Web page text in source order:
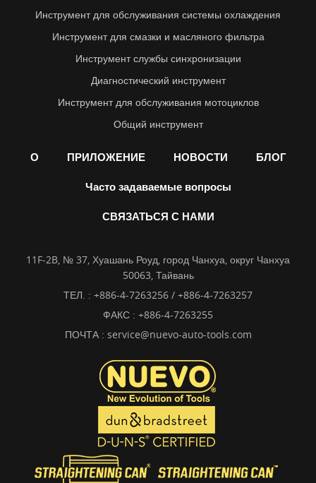
Инструмент для обслуживания системы охлаждения
Инструмент для смазки и масляного фильтра
Инструмент службы синхронизации
Диагностический инструмент
Инструмент для обслуживания мотоциклов
Общий инструмент
О ПРИЛОЖЕНИЕ НОВОСТИ БЛОГ
Часто задаваемые вопросы
СВЯЗАТЬСЯ С НАМИ
11F-2B, № 37, Хуашань Роуд, город Чанхуа, округ Чанхуа
50063, Тайвань
ТЕЛ. : +886-4-7263256 / +886-4-7263257
ФАКС : +886-4-7263255
ПОЧТА : service@nuevo-auto-tools.com